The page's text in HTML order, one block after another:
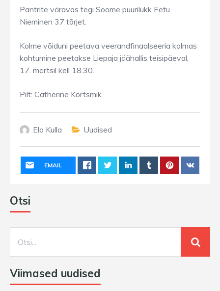
Pantrite väravas tegi Soome puurilukk Eetu
Nieminen 37 tõrjet.
Kolme võiduni peetava veerandfinaalseeria kolmas
kohtumine peetakse Liepaja jäähallis teisipäeval,
17. märtsil kell 18.30.
Pilt: Catherine Kõrtsmik
Elo Kulla Uudised
EMAIL
Otsi
Viimased uudised